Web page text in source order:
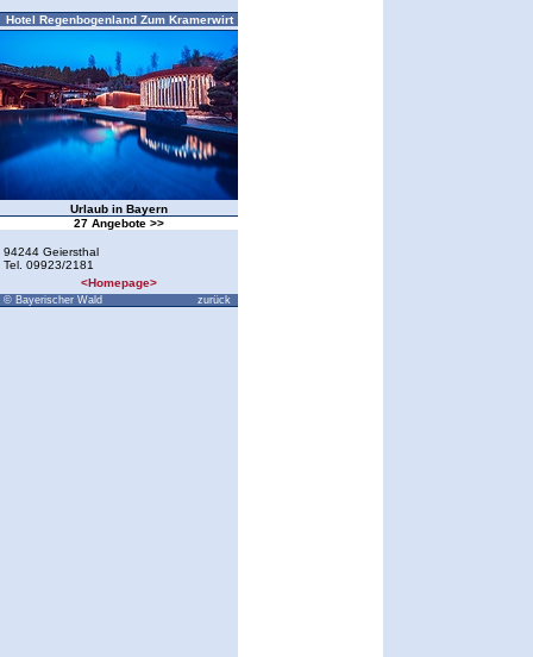
Hotel Regenbogenland Zum Kramerwirt
Urlaub in Bayern
27 Angebote >>
94244 Geiersthal
Tel. 09923/2181
<Homepage>
© Bayerischer Wald zurück